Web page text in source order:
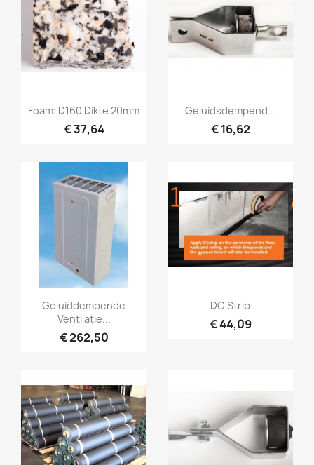
 Snel bekijken
Foam: D160 Dikte 20mm
€ 37,64
Snel bekijken
Geluidsdempend...
€ 16,62
Snel bekijken
Geluiddempende
Ventilatie...
€ 262,50
Snel bekijken
DC Strip
€ 44,09